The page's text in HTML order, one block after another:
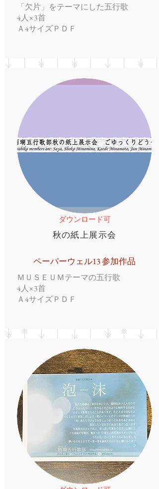
「欠片」をテーマにした五行歌
4人×3首
Ａ4サイズＰＤＦ
ダウンロード可
秋の紙上展示会
ペーパーウェル13 参加作品
ＭＵＳＥＵＭテーマの五行歌
4人×3首
Ａ4サイズＰＤＦ